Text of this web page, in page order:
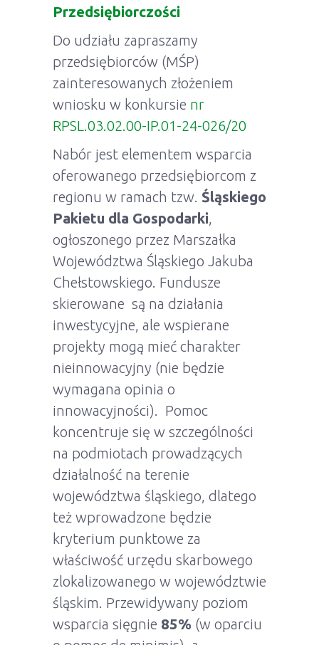
Przedsiębiorczości
Do udziału zapraszamy
przedsiębiorców (MŚP)
zainteresowanych złożeniem
wniosku w konkursie nr
RPSL.03.02.00-IP.01-24-026/20
Nabór jest elementem wsparcia
oferowanego przedsiębiorcom z
regionu w ramach tzw. Śląskiego
Pakietu dla Gospodarki,
ogłoszonego przez Marszałka
Województwa Śląskiego Jakuba
Chełstowskiego. Fundusze
skierowane są na działania
inwestycyjne, ale wspierane
projekty mogą mieć charakter
nieinnowacyjny (nie będzie
wymagana opinia o
innowacyjności). Pomoc
koncentruje się w szczególności
na podmiotach prowadzących
działalność na terenie
województwa śląskiego, dlatego
też wprowadzone będzie
kryterium punktowe za
właściwość urzędu skarbowego
zlokalizowanego w województwie
śląskim. Przewidywany poziom
wsparcia sięgnie 85% (w oparciu